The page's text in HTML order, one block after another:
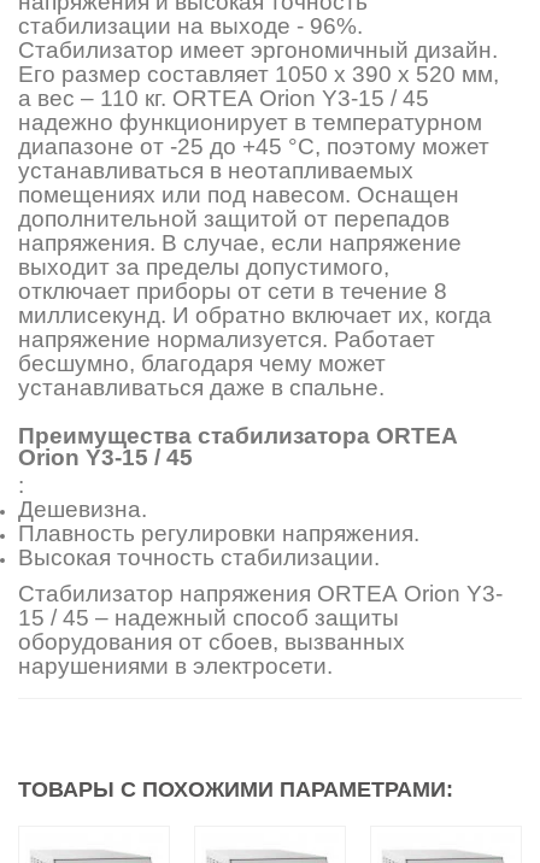
стабилизации на выходе - 96%.
Стабилизатор имеет эргономичный дизайн.
Его размер составляет 1050 х 390 х 520 мм,
а вес – 110 кг. ORTEA Orion Y3-15 / 45
надежно функционирует в температурном
диапазоне от -25 до +45 °C, поэтому может
устанавливаться в неотапливаемых
помещениях или под навесом. Оснащен
дополнительной защитой от перепадов
напряжения. В случае, если напряжение
выходит за пределы допустимого,
отключает приборы от сети в течение 8
миллисекунд. И обратно включает их, когда
напряжение нормализуется. Работает
бесшумно, благодаря чему может
устанавливаться даже в спальне.
Преимущества стабилизатора ORTEA
Orion Y3-15 / 45
:
Дешевизна.
Плавность регулировки напряжения.
Высокая точность стабилизации.
Стабилизатор напряжения ORTEA Orion Y3-
15 / 45 – надежный способ защиты
оборудования от сбоев, вызванных
нарушениями в электросети.
ТОВАРЫ С ПОХОЖИМИ ПАРАМЕТРАМИ: